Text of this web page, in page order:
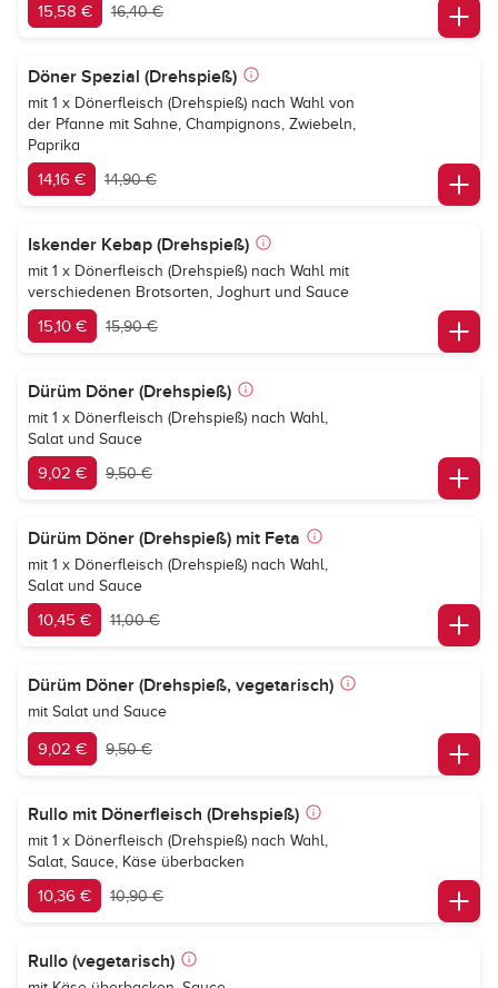
15,58 € 16,40 €
Döner Spezial (Drehspieß)
mit 1 x Dönerfleisch (Drehspieß) nach Wahl von
der Pfanne mit Sahne, Champignons, Zwiebeln,
Paprika
14,16 € 14,90 €
Iskender Kebap (Drehspieß)
mit 1 x Dönerfleisch (Drehspieß) nach Wahl mit
verschiedenen Brotsorten, Joghurt und Sauce
15,10 € 15,90 €
Dürüm Döner (Drehspieß)
mit 1 x Dönerfleisch (Drehspieß) nach Wahl,
Salat und Sauce
9,02 € 9,50 €
Dürüm Döner (Drehspieß) mit Feta
mit 1 x Dönerfleisch (Drehspieß) nach Wahl,
Salat und Sauce
10,45 € 11,00 €
Dürüm Döner (Drehspieß, vegetarisch)
mit Salat und Sauce
9,02 € 9,50 €
Rullo mit Dönerfleisch (Drehspieß)
mit 1 x Dönerfleisch (Drehspieß) nach Wahl,
Salat, Sauce, Käse überbacken
10,36 € 10,90 €
Rullo (vegetarisch)